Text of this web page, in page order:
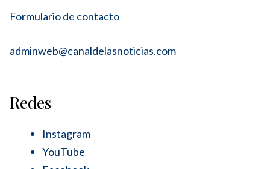
Formulario de contacto
adminweb@canaldelasnoticias.com
Redes
Instagram
YouTube